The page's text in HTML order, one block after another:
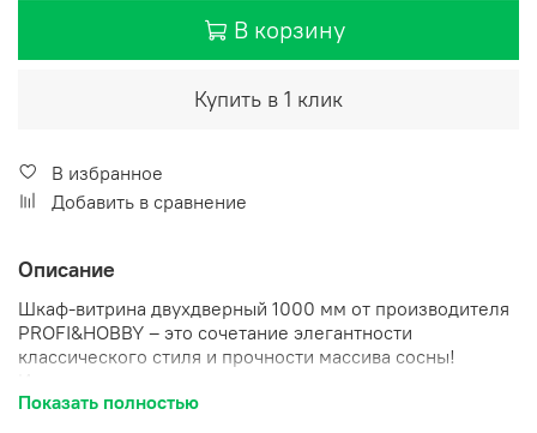
В корзину
Купить в 1 клик
В избранное
Добавить в сравнение
Описание
Шкаф-витрина двухдверный 1000 мм от производителя
PROFI&HOBBY – это сочетание элегантности
классического стиля и прочности массива сосны!
станет центральным элементом вашего интерьера.
Показать полностью